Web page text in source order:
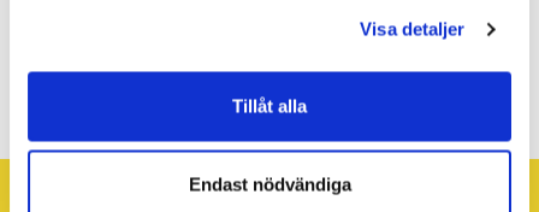
Visa detaljer
Tillåt alla
Endast nödvändiga